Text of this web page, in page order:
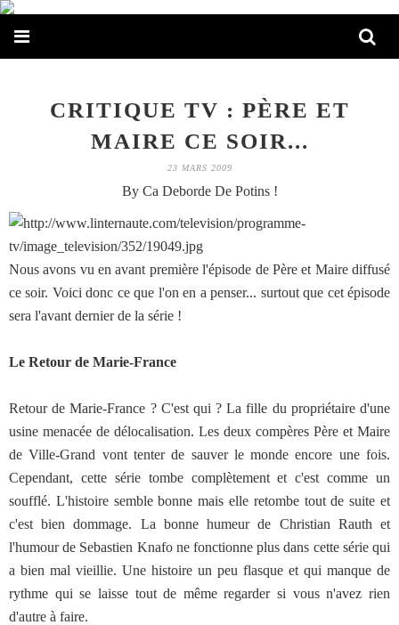
CRITIQUE TV : PÈRE ET
MAIRE CE SOIR...
23 MARS 2009
By Ca Deborde De Potins !
Nous avons vu en avant première l'épisode de Père et Maire diffusé
ce soir. Voici donc ce que l'on en a penser... surtout que cet épisode
sera l'avant dernier de la série !
Le Retour de Marie-France
Retour de Marie-France ? C'est qui ? La fille du propriétaire d'une
usine menacée de délocalisation. Les deux compères Père et Maire
de Ville-Grand vont tenter de sauver le monde encore une fois.
Cependant, cette série tombe complètement et c'est comme un
soufflé. L'histoire semble bonne mais elle retombe tout de suite et
c'est bien dommage. La bonne humeur de Christian Rauth et
l'humour de Sebastien Knafo ne fonctionne plus dans cette série qui
a bien mal vieillie. Une histoire un peu flasque et qui manque de
rythme qui se laisse tout de même regarder si vous n'avez rien
d'autre à faire.